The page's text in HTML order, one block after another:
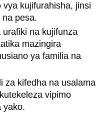
vya kujifurahisha, jinsi
pesa.
urafiki na kujifunza
mazingira
ya familia na
za kifedha na usalama
vipimo
yako.